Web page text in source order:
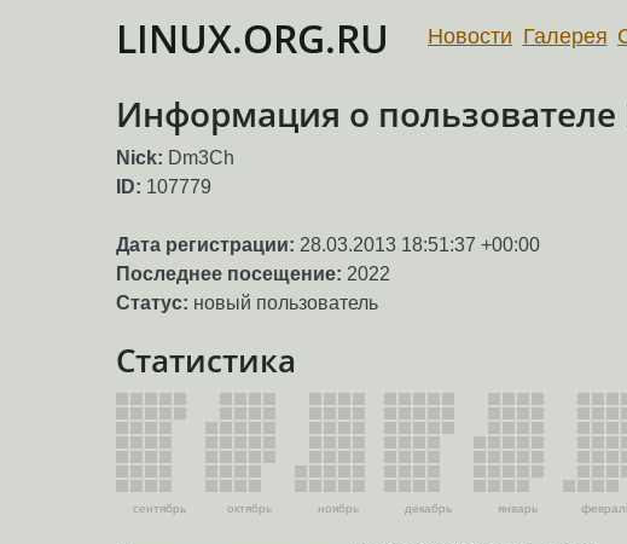
LINUX.ORG.RU Новости Галерея
Информация о пользователе
Nick: Dm3Ch
ID: 107779
Дата регистрации: 28.03.2013 18:51:37 +00:00
Последнее посещение: 2022
Статус: новый пользователь
Статистика
сентябрь октябрь ноябрь декабрь январь